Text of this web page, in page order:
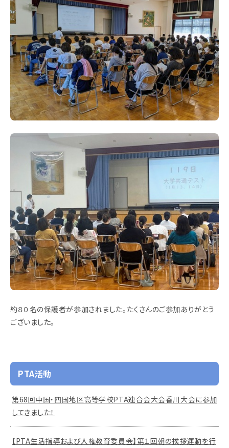
約８０名の保護者が参加されました。たくさんのご参加ありがとう
ございました。
PTA活動
第68回中国・四国地区高等学校PTA連合会大会香川大会に参加
してきました！
【PTA生活指導および人権教育委員会】第１回朝の挨拶運動を行